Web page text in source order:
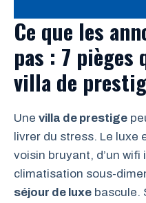
Ce que les
pas : 7
villa de
Une villa de prestige
livrer du stress. Le luxe
voisin bruyant, d’un wifi
climatisation sous-
séjour de luxe bascule.